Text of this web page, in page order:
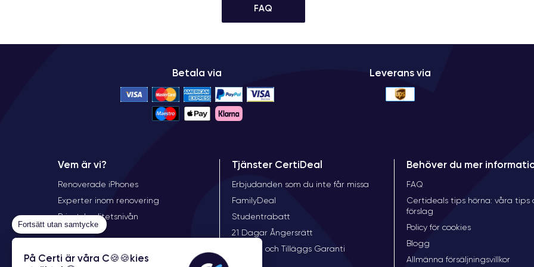
FAQ
Betala via Leverans via
Vem är vi?
Renoverade iPhones
Experter inom renovering
Priset, kvalitetsnivån
Tjänster CertiDeal
Erbjudanden som du inte får missa
FamilyDeal
Studentrabatt
21 Dagar Ångersrätt
Garanti och Tilläggs Garanti
Behöver du mer
FAQ
Certideals tips hörna: våra tips
förslag
Policy för cookies
Blogg
Allmänna försäljningsvillkor
Fortsätt utan samtycke
På Certi är våra C🍪🍪kies